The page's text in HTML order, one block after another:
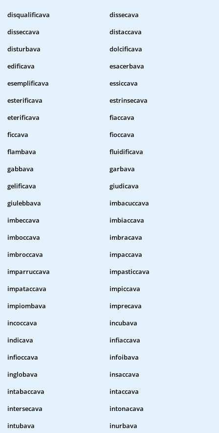
disqualificava
dissecava
disseccava
distaccava
disturbava
dolcificava
edificava
esacerbava
esemplificava
essiccava
esterificava
estrinsecava
eterificava
fiaccava
ficcava
fioccava
flambava
fluidificava
gabbava
garbava
gelificava
giudicava
giulebbava
imbacuccava
imbeccava
imbiaccava
imboccava
imbracava
imbroccava
impaccava
imparruccava
impasticcava
impataccava
impiccava
impiombava
imprecava
incoccava
incubava
indicava
infiaccava
infioccava
infoibava
inglobava
insaccava
intabaccava
intaccava
intersecava
intonacava
intubava
inurbava